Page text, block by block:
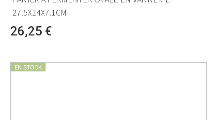
27.5X14X7.1CM
26,25 €
EN STOCK